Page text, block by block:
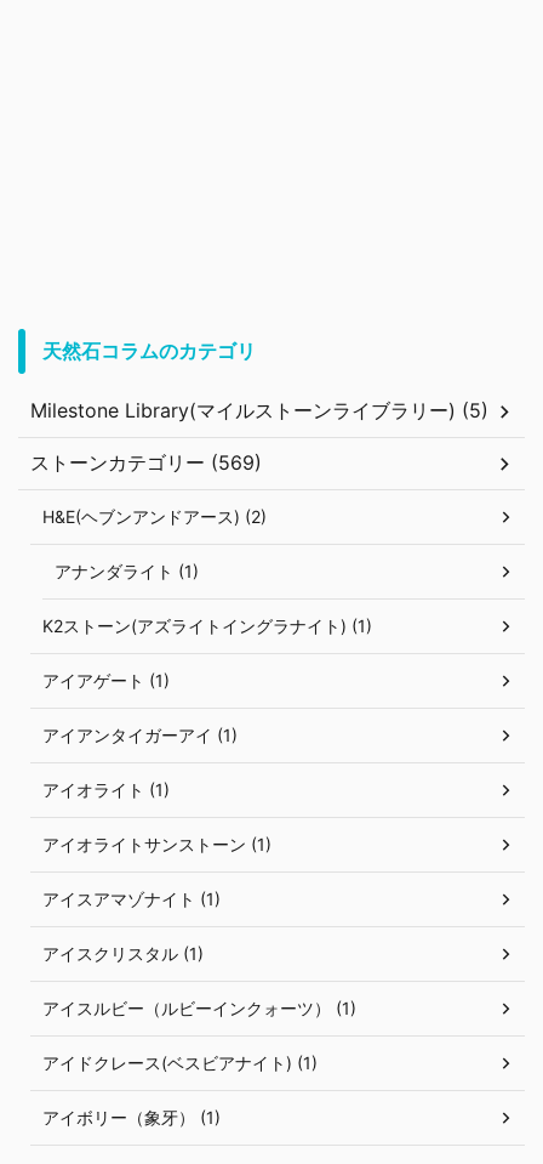
天然石コラムのカテゴリ
Milestone Library(マイルストーンライブラリー) (5)
ストーンカテゴリー (569)
H&E(ヘブンアンドアース) (2)
アナンダライト (1)
K2ストーン(アズライトイングラナイト) (1)
アイアゲート (1)
アイアンタイガーアイ (1)
アイオライト (1)
アイオライトサンストーン (1)
アイスアマゾナイト (1)
アイスクリスタル (1)
アイスルビー（ルビーインクォーツ） (1)
アイドクレース(ベスビアナイト) (1)
アイボリー（象牙） (1)